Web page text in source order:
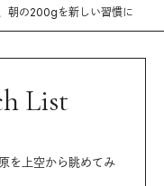
朝の200gを新しい習慣に
List
を上空から眺めてみ